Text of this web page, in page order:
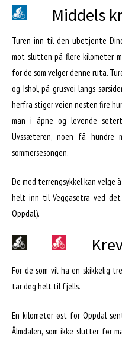
Middels
Turen inn til den ubetjente
mot slutten på flere kilometer
for de som velger denne ruta.
og Ishol, på grusvei langs
herfra stiger veien nesten fire
man i åpne og levende
Uvssæteren, noen få hundre
sommersesongen.
De med terrengsykkel kan
helt inn til Veggasetra ved
Oppdal).
For de som vil ha en skikkelig
tar deg helt til fjells.
En kilometer øst for Oppdal
Ålmdalen, som ikke slutter før